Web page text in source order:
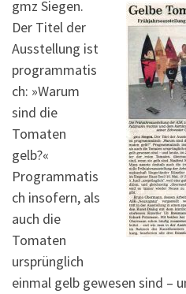
gmz Siegen.
Der Titel der
Ausstellung ist
programmatis
ch: »Warum
sind die
Tomaten
gelb?«
Programmatis
ch insofern, als
auch die
Tomaten
ursprünglich
einmal gelb gewesen sind –